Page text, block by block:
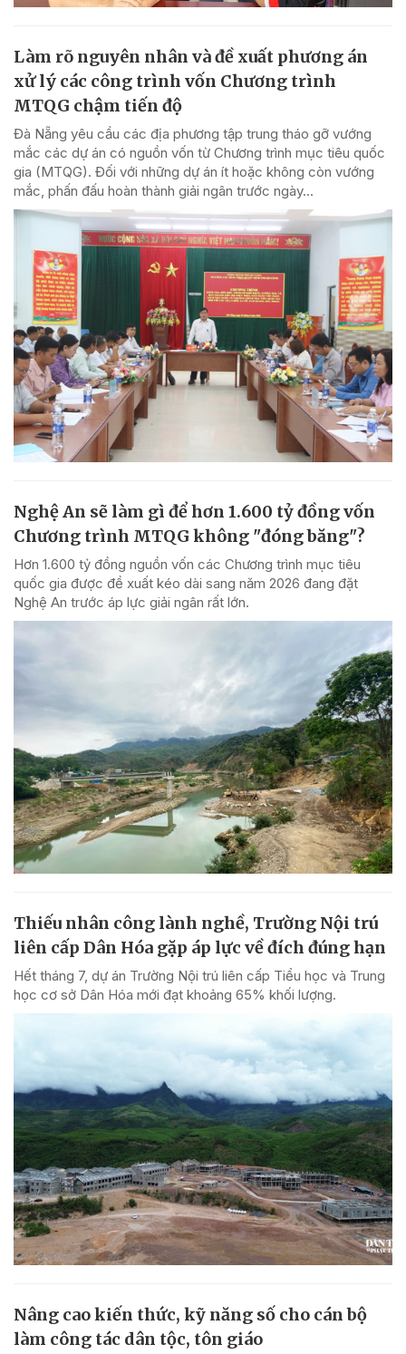
Làm rõ nguyên nhân và đề xuất phương án
xử lý các công trình vốn Chương trình
MTQG chậm tiến độ
Đà Nẵng yêu cầu các địa phương tập trung tháo gỡ vướng
mắc các dự án có nguồn vốn từ Chương trình mục tiêu quốc
gia (MTQG). Đối với những dự án ít hoặc không còn vướng
mắc, phấn đấu hoàn thành giải ngân trước ngày...
Nghệ An sẽ làm gì để hơn 1.600 tỷ đồng vốn
Chương trình MTQG không "đóng băng"?
Hơn 1.600 tỷ đồng nguồn vốn các Chương trình mục tiêu
quốc gia được đề xuất kéo dài sang năm 2026 đang đặt
Nghệ An trước áp lực giải ngân rất lớn.
Thiếu nhân công lành nghề, Trường Nội trú
liên cấp Dân Hóa gặp áp lực về đích đúng hạn
Hết tháng 7, dự án Trường Nội trú liên cấp Tiểu học và Trung
học cơ sở Dân Hóa mới đạt khoảng 65% khối lượng.
Nâng cao kiến thức, kỹ năng số cho cán bộ
làm công tác dân tộc, tôn giáo